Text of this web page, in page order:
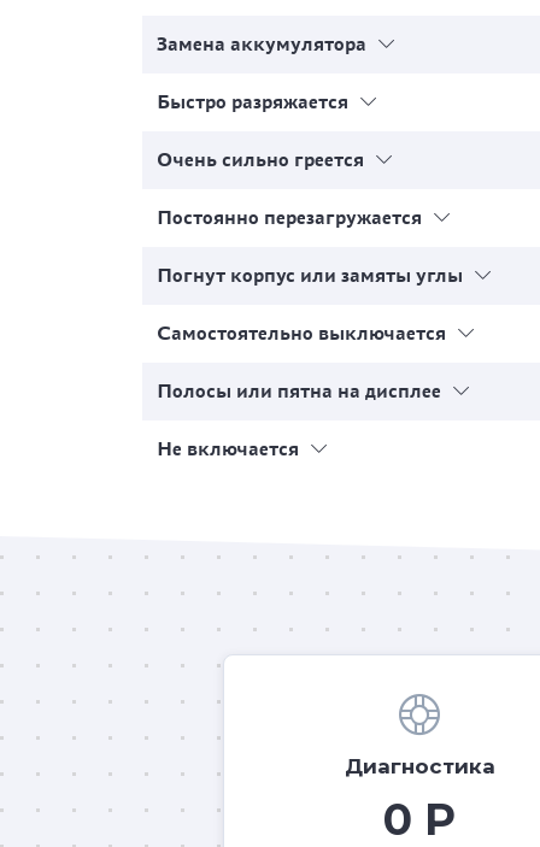
Замена аккумулятора
Быстро разряжается
Очень сильно греется
Постоянно перезагружается
Погнут корпус или замяты углы
Самостоятельно выключается
Полосы или пятна на дисплее
Не включается
Диагностика
0 Р